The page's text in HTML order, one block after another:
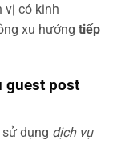
vị có kinh
xu hướng tiếp
guest post
dụng dịch vụ